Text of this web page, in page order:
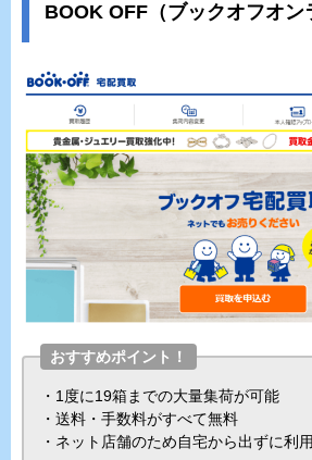
BOOK OFF（ブックオフオン
おすすめポイント！
・1度に19箱までの大量集荷が可能
・送料・手数料がすべて無料
・ネット店舗のため自宅から出ずに利